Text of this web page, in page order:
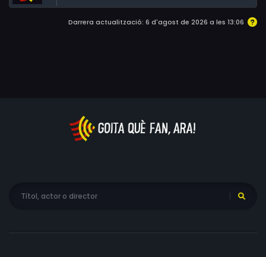
Darrera actualització: 6 d'agost de 2026 a les 13:06